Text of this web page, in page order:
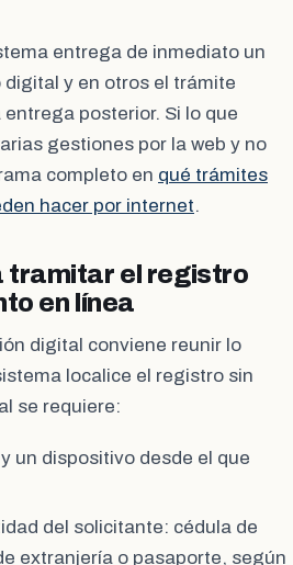
entrega de inmediato un
y en otros el trámite
posterior. Si lo que
gestiones por la web y no
completo en qué trámites
hacer por internet.
tramitar el registro
en línea
digital conviene reunir lo
localice el registro sin
se requiere:
un dispositivo desde el que
del solicitante: cédula de
extranjería o pasaporte, según